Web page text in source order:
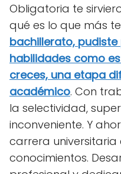
Obligatoria te
qué es lo que más
bachillerato,
habilidades como
creces, una etapa
académico. Con
la selectividad,
inconveniente. Y
carrera
conocimientos.